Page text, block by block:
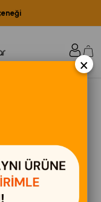
×